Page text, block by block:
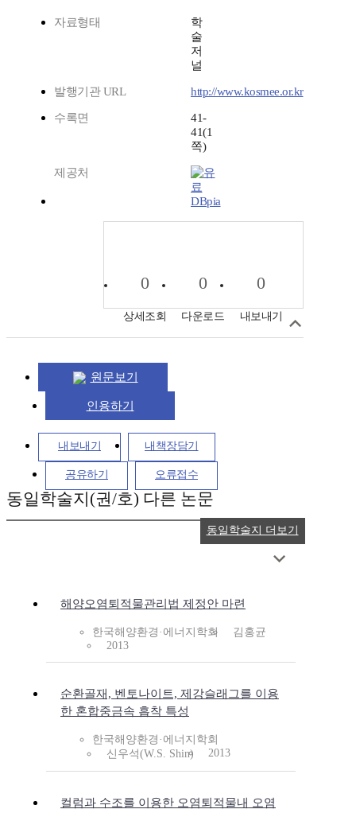
자료형태
학
술
저
널
발행기관 URL http://www.kosmee.or.kr
수록면
41-
41(1
쪽)
제공처
DBpia
0
상세조회
0
다운로드
0
내보내기
원문보기
인용하기
내보내기 내책장담기
공유하기 오류접수
동일학술지(권/호) 다른 논문
해양오염퇴적물관리법 제정안 마련
한국해양환경·에너지학회
김홍균
2013
순환골재, 벤토나이트, 제강슬래그를 이용
한 혼합중금속 흡착 특성
한국해양환경·에너지학회
신우석(W.S. Shin)
2013
컬럼과 수조를 이용한 오염퇴적물내 오염
동일학술지 더보기